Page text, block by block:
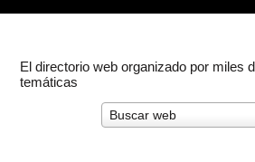
El directorio web organizado por miles
temáticas
Buscar web